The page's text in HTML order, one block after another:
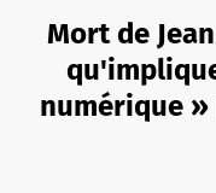
Mort de
numérique